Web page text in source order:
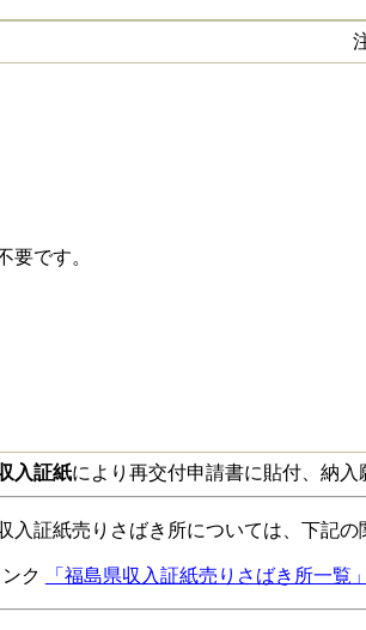
要です。
入証紙により再交付申請書に貼付、納入
入証紙売りさばき所については、下記の
ク 「福島県収入証紙売りさばき所一覧